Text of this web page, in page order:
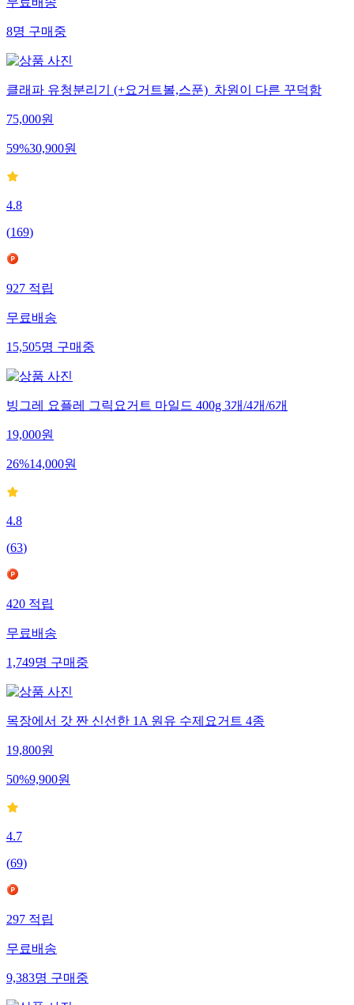
무료배송
8명구매중
클래파 유청분리기 (+요거트볼,스푼)_차원이 다른 꾸덕함
75,000원
59%30,900원
4.8
(169)
927적립
무료배송
15,505명구매중
빙그레 요플레 그릭요거트 마일드 400g 3개/4개/6개
19,000원
26%14,000원
4.8
(63)
420적립
무료배송
1,749명구매중
목장에서 갓 짠 신선한 1A 원유 수제요거트 4종
19,800원
50%9,900원
4.7
(69)
297적립
무료배송
9,383명구매중